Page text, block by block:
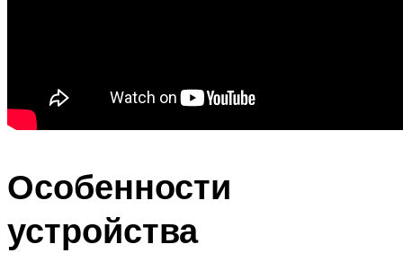
Особенности
устройства